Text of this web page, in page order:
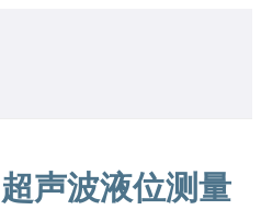
声波液位测量